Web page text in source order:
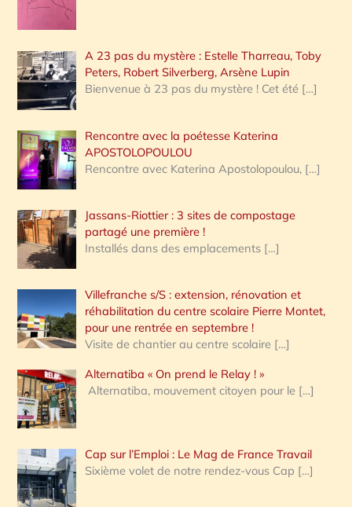
A 23 pas du mystère : Estelle Tharreau, Toby
Peters, Robert Silverberg, Arsène Lupin
Bienvenue à 23 pas du mystère ! Cet été […]
Rencontre avec la poétesse Katerina
APOSTOLOPOULOU
Rencontre avec Katerina Apostolopoulou, […]
Jassans-Riottier : 3 sites de compostage
partagé une première !
Installés dans des emplacements […]
Villefranche s/S : extension, rénovation et
réhabilitation du centre scolaire Pierre Montet,
pour une rentrée en septembre !
Visite de chantier au centre scolaire […]
Alternatiba « On prend le Relay ! »
Alternatiba, mouvement citoyen pour le […]
Cap sur l’Emploi : Le Mag de France Travail
Sixième volet de notre rendez-vous Cap […]